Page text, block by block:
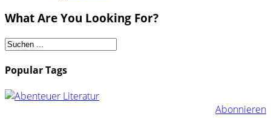
What Are You Looking For?
Popular Tags
Abonnieren